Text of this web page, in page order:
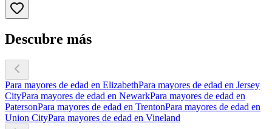
Descubre más
Para mayores de edad en ElizabethPara mayores de edad en Jersey
CityPara mayores de edad en NewarkPara mayores de edad en
PatersonPara mayores de edad en TrentonPara mayores de edad en
Union CityPara mayores de edad en Vineland